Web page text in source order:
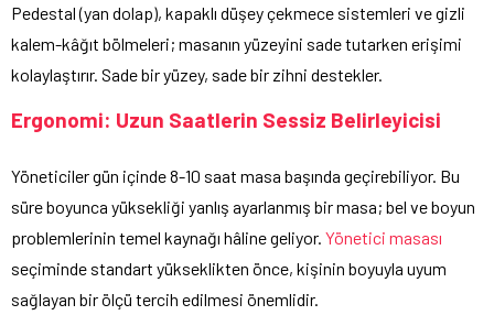
Pedestal (yan dolap), kapaklı düşey çekmece sistemleri ve gizli
kalem-kâğıt bölmeleri; masanın yüzeyini sade tutarken erişimi
kolaylaştırır. Sade bir yüzey, sade bir zihni destekler.
Ergonomi: Uzun Saatlerin Sessiz Belirleyicisi
Yöneticiler gün içinde 8-10 saat masa başında geçirebiliyor. Bu
süre boyunca yüksekliği yanlış ayarlanmış bir masa; bel ve boyun
problemlerinin temel kaynağı hâline geliyor. Yönetici masası
seçiminde standart yükseklikten önce, kişinin boyuyla uyum
sağlayan bir ölçü tercih edilmesi önemlidir.